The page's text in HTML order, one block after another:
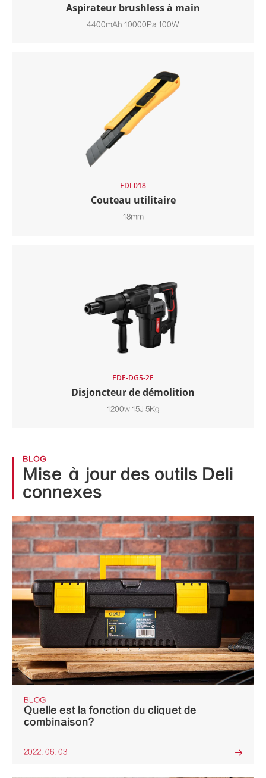
Aspirateur brushless à main
4400mAh 10000Pa 100W
EDL018
Couteau utilitaire
18mm
EDE-DG5-2E
Disjoncteur de démolition
1200w 15J 5Kg
BLOG
Mise à jour des outils Deli
connexes
BLOG
Quelle est la fonction du cliquet de
combinaison?
2022. 06. 03 